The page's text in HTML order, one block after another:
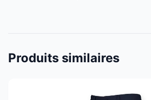
Produits similaires